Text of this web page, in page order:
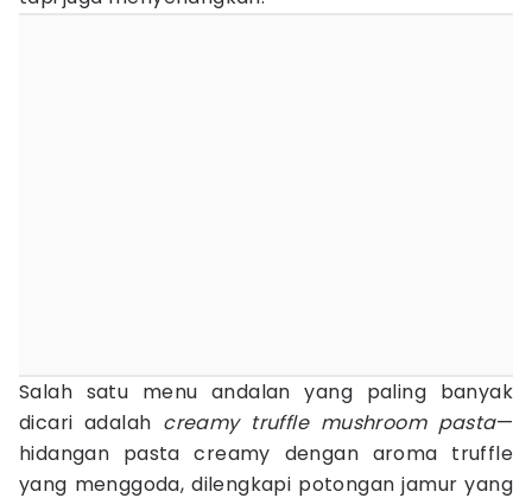
Salah satu menu andalan yang paling banyak
dicari adalah creamy truffle mushroom pasta—
hidangan pasta creamy dengan aroma truffle
yang menggoda, dilengkapi potongan jamur yang